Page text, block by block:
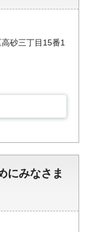
砂三丁目15番1
にみなさま